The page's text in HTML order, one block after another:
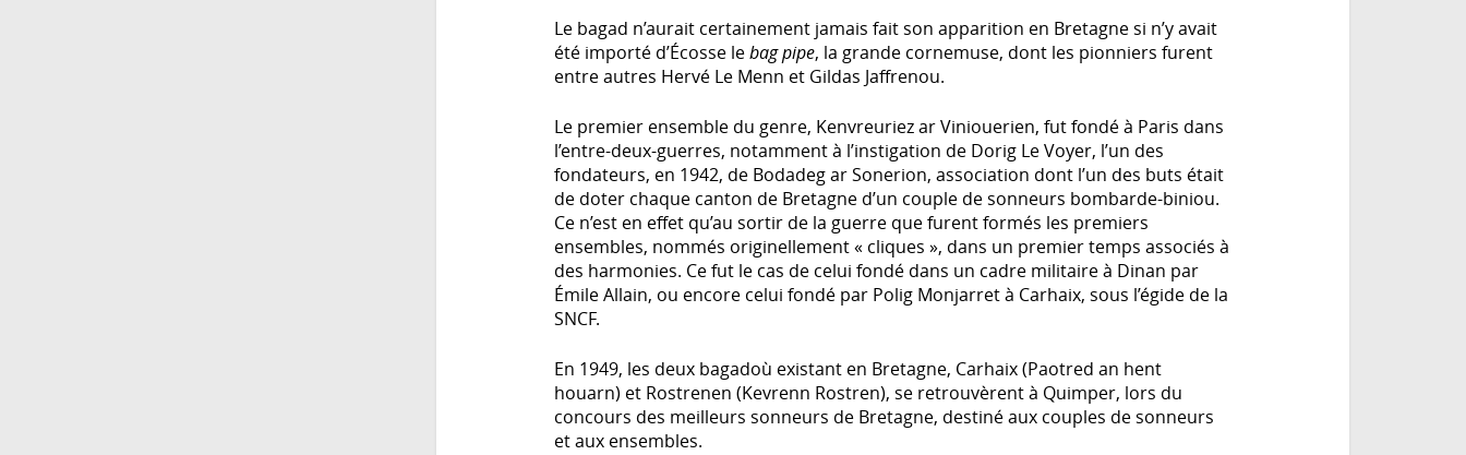
Le bagad n’aurait certainement jamais fait son apparition en Bretagne si n’y avait
été importé d’Écosse lebag pipe, la grande cornemuse, dont les pionniers furent
entre autres Hervé Le Menn et Gildas Jaffrenou.
Le premier ensemble du genre, Kenvreuriez ar Viniouerien, fut fondé à Paris dans
l’entre-deux-guerres, notamment à l’instigation de Dorig Le Voyer, l’un des
fondateurs, en 1942, de Bodadeg ar Sonerion, association dont l’un des buts était
de doter chaque canton de Bretagne d’un couple de sonneurs bombarde-biniou.
Ce n’est en effet qu’au sortir de la guerre que furent formés les premiers
ensembles, nommés originellement « cliques », dans un premier temps associés à
des harmonies. Ce fut le cas de celui fondé dans un cadre militaire à Dinan par
Émile Allain, ou encore celui fondé par Polig Monjarret à Carhaix, sous l’égide de la
SNCF.
En 1949, les deux bagadoù existant en Bretagne, Carhaix (Paotred an hent
houarn) et Rostrenen (Kevrenn Rostren), se retrouvèrent à Quimper, lors du
concours des meilleurs sonneurs de Bretagne, destiné aux couples de sonneurs
et aux ensembles.